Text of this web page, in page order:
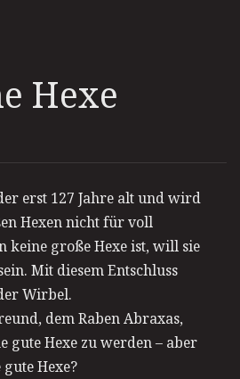
Hexe
erst 127 Jahre alt und wird
Hexen nicht für voll
keine große Hexe ist, will sie
Mit diesem Entschluss
Wirbel.
dem Raben Abraxas,
gute Hexe zu werden – aber
Hexe?